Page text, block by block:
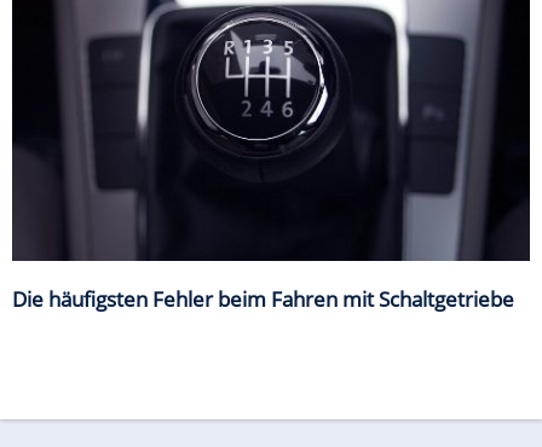
Die häufigsten Fehler beim Fahren mit Schaltgetriebe